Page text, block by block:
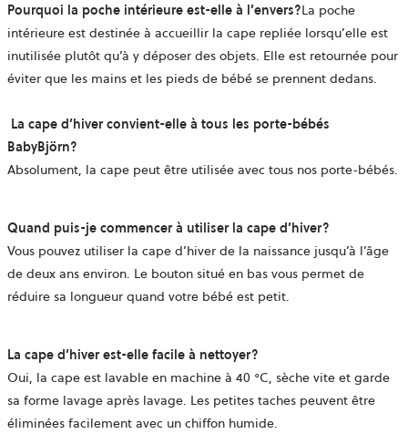
Pourquoi la poche intérieure est-elle à l’envers?La poche
intérieure est destinée à accueillir la cape repliée lorsqu’elle est
inutilisée plutôt qu’à y déposer des objets. Elle est retournée pour
éviter que les mains et les pieds de bébé se prennent dedans.
La cape d’hiverconvient-elle à tous les porte-bébés
BabyBjörn?
Absolument, la cape peut être utilisée avec tous nos porte-bébés.
Quand puis-je commencer à utiliser la cape d’hiver?
Vous pouvez utiliser la cape d’hiver de la naissance jusqu’à l’âge
de deux ans environ. Le bouton situé en bas vous permet de
réduire sa longueur quand votre bébé est petit.
La cape d’hiver est-elle facile à nettoyer?
Oui, la cape est lavable en machine à 40 °C, sèche vite et garde
sa forme lavage après lavage. Les petites taches peuvent être
éliminées facilement avec un chiffon humide.